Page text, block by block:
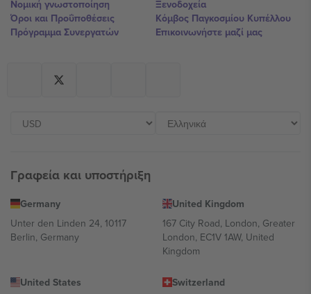
Νομική γνωστοποίηση
Όροι και Προΰποθέσεις
Πρόγραμμα Συνεργατών
Ξενοδοχεία
Κόμβος Παγκοσμίου Κυπέλλου
Επικοινωνήστε μαζί μας
Γραφεία και υποστήριξη
Germany
Unter den Linden 24, 10117
Berlin, Germany
United Kingdom
167 City Road, London, Greater
London, EC1V 1AW, United
Kingdom
United States
Switzerland